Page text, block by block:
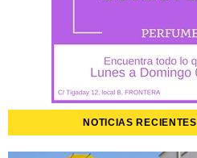
NOTICIAS RECIENTES